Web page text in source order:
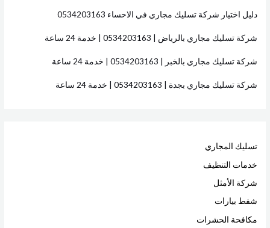
دليل اختيار شركة تسليك مجاري في الاحساء 0534203163
شركة تسليك مجاري بالرياض | 0534203163 | خدمة 24 ساعة
شركة تسليك مجاري بالخبر | 0534203163 | خدمة 24 ساعة
شركة تسليك مجاري بجدة | 0534203163 | خدمة 24 ساعة
تسليك المجاري
خدمات التنظيف
شركة الأمثل
شفط بيارات
مكافحة الحشرات